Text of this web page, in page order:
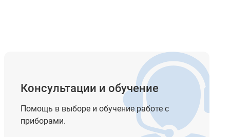
Консультации и обучение
Помощь в выборе и обучение работе с
приборами.